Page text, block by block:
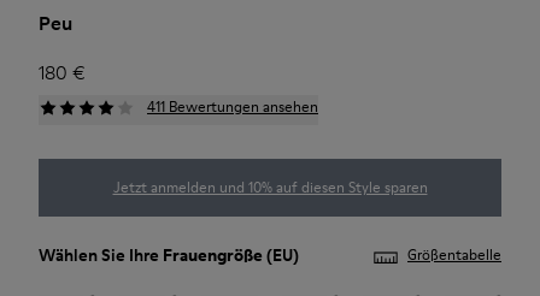
Peu
180 €
411 Bewertungen ansehen
Jetzt anmelden und 10% auf diesen Style sparen
Wählen Sie Ihre Frauengröße (EU) Größentabelle